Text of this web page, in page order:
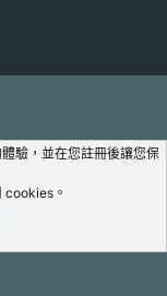
驗，並在您註冊後讓您保
cookies。